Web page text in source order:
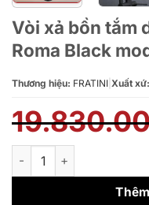
Vòi xả bồn tắm
Roma Black
Thương hiệu: FRATINI Xuất xứ:
Vòi xả bồn tắm dáng